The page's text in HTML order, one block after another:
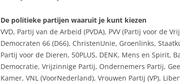
De politieke partijen waaruit je kunt kiezen
VVD, Partij van de Arbeid (PVDA), PVV (Partij voor de
Democraten 66 (D66), ChristenUnie, Groenlinks,
Partij voor de Dieren, 50PLUS, DENK, Mens en Spirit,
Democratie, Vrijzinnige Partij, Ondernemers Partij,
Kamer, VNL (VoorNederland), Vrouwen Partij (VP),